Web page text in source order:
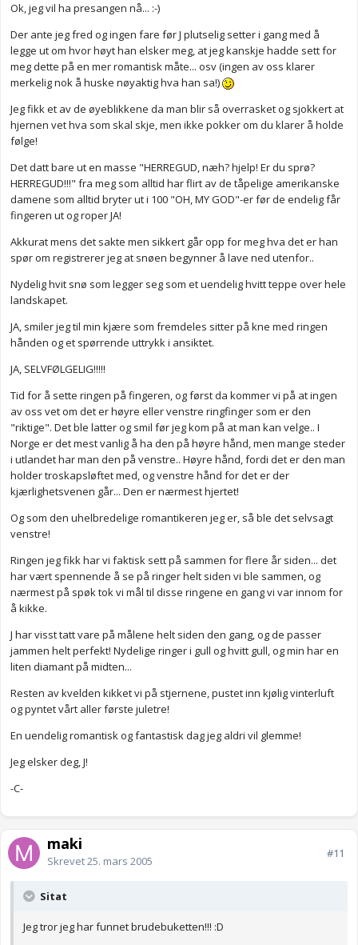
Ok, jeg vil ha presangen nå... :-)
Der ante jeg fred og ingen fare før J plutselig setter i gang med å
legge ut om hvor høyt han elsker meg, at jeg kanskje hadde sett for
meg dette på en mer romantisk måte... osv (ingen av oss klarer
merkelig nok å huske nøyaktig hva han sa!)
Jeg fikk et av de øyeblikkene da man blir så overrasket og sjokkert at
hjernen vet hva som skal skje, men ikke pokker om du klarer å holde
følge!
Det datt bare ut en masse "HERREGUD, næh? hjelp! Er du sprø?
HERREGUD!!!" fra meg som alltid har flirt av de tåpelige amerikanske
damene som alltid bryter ut i 100 "OH, MY GOD"-er før de endelig får
fingeren ut og roper JA!
Akkurat mens det sakte men sikkert går opp for meg hva det er han
spør om registrerer jeg at snøen begynner å lave ned utenfor..
Nydelig hvit snø som legger seg som et uendelig hvitt teppe over hele
landskapet.
JA, smiler jeg til min kjære som fremdeles sitter på kne med ringen
hånden og et spørrende uttrykk i ansiktet.
JA, SELVFØLGELIG!!!!!
Tid for å sette ringen på fingeren, og først da kommer vi på at ingen
av oss vet om det er høyre eller venstre ringfinger som er den
"riktige". Det ble latter og smil før jeg kom på at man kan velge.. I
Norge er det mest vanlig å ha den på høyre hånd, men mange steder
i utlandet har man den på venstre.. Høyre hånd, fordi det er den man
holder troskapsløftet med, og venstre hånd for det er der
kjærlighetsvenen går... Den er nærmest hjertet!
Og som den uhelbredelige romantikeren jeg er, så ble det selvsagt
venstre!
Ringen jeg fikk har vi faktisk sett på sammen for flere år siden... det
har vært spennende å se på ringer helt siden vi ble sammen, og
nærmest på spøk tok vi mål til disse ringene en gang vi var innom for
å kikke.
J har visst tatt vare på målene helt siden den gang, og de passer
jammen helt perfekt! Nydelige ringer i gull og hvitt gull, og min har en
liten diamant på midten...
Resten av kvelden kikket vi på stjernene, pustet inn kjølig vinterluft
og pyntet vårt aller første juletre!
En uendelig romantisk og fantastisk dag jeg aldri vil glemme!
Jeg elsker deg, J!
-C-
maki
Skrevet25. mars 2005
#11
Sitat
Jeg tror jeg har funnet brudebuketten!!! :D